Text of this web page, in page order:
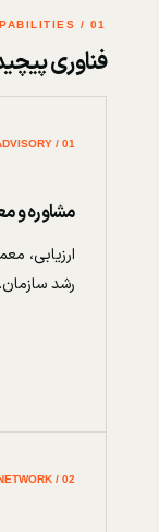
01 / CAPABILITIES
فناوری
01 / ADVISORY
مشاوره و
ارزیابی،
رشد سازمان.
02 / NETWORK